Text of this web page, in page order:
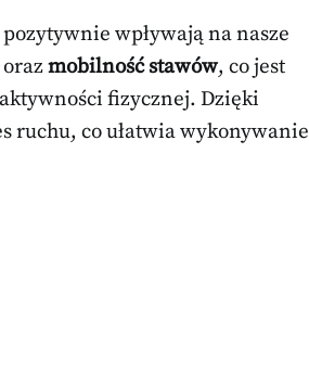
wpływają na nasze
orazmobilność stawów, co jest
fizycznej. Dzięki
ruchu, co ułatwia wykonywanie